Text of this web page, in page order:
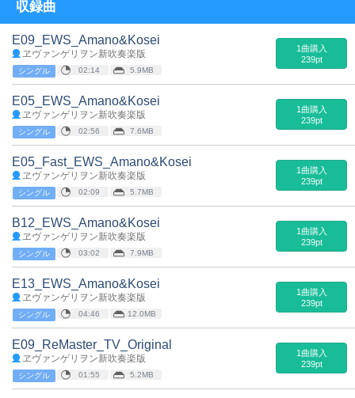
収録曲
E09_EWS_Amano&Kosei
ヱヴァンゲリヲン新吹奏楽版
シングル 02:14 5.9MB
1曲購入
239pt
E05_EWS_Amano&Kosei
ヱヴァンゲリヲン新吹奏楽版
シングル 02:56 7.6MB
1曲購入
239pt
E05_Fast_EWS_Amano&Kosei
ヱヴァンゲリヲン新吹奏楽版
シングル 02:09 5.7MB
1曲購入
239pt
B12_EWS_Amano&Kosei
ヱヴァンゲリヲン新吹奏楽版
シングル 03:02 7.9MB
1曲購入
239pt
E13_EWS_Amano&Kosei
ヱヴァンゲリヲン新吹奏楽版
シングル 04:46 12.0MB
1曲購入
239pt
E09_ReMaster_TV_Original
ヱヴァンゲリヲン新吹奏楽版
シングル 01:55 5.2MB
1曲購入
239pt